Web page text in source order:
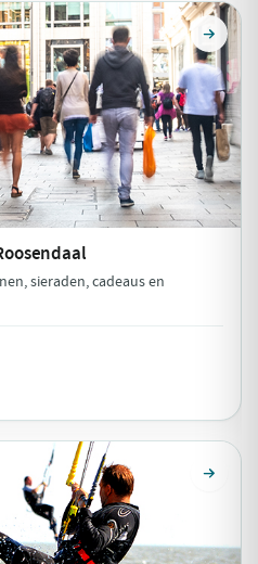
sieraden, cadeaus en